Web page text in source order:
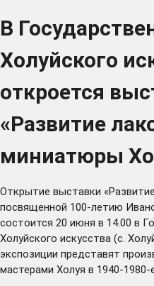
В
Холуйского
откроется
«Развитие
миниатюры
Открытие выставки
посвященной 100-летию
состоится 20 июня в 14.00 в
Холуйского искусства (с.
экспозиции представят
мастерами Холуя в 1940-1980-